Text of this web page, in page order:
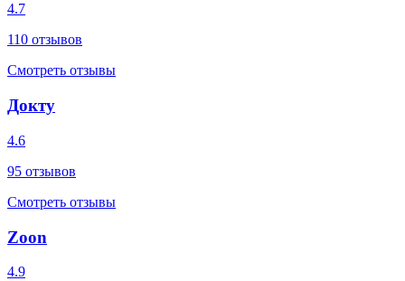
4.7
110 отзывов
Смотреть отзывы
Докту
4.6
95 отзывов
Смотреть отзывы
Zoon
4.9